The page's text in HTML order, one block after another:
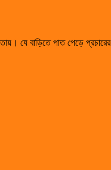
যে বাড়িতে পাত পেড়ে